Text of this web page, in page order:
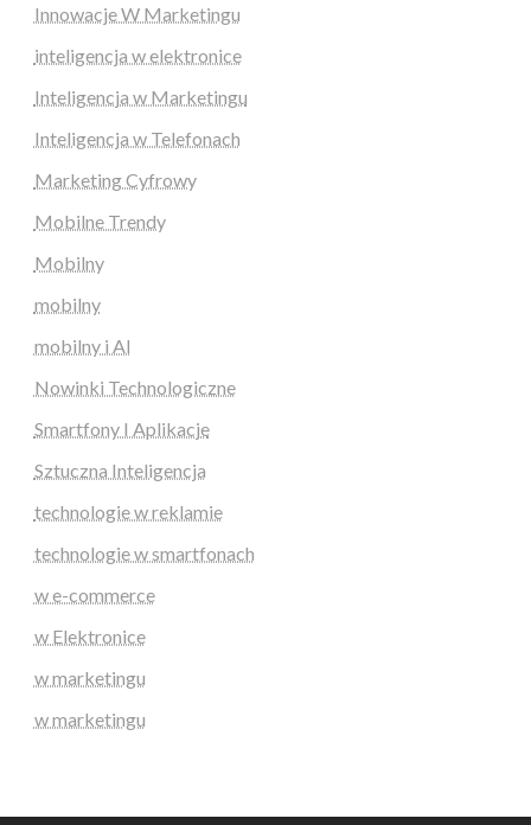
Innowacje W Marketingu
inteligencja w elektronice
Inteligencja w Marketingu
Inteligencja w Telefonach
Marketing Cyfrowy
Mobilne Trendy
Mobilny
mobilny
mobilny i AI
Nowinki Technologiczne
Smartfony I Aplikacje
Sztuczna Inteligencja
technologie w reklamie
technologie w smartfonach
w e-commerce
w Elektronice
w marketingu
w marketingu